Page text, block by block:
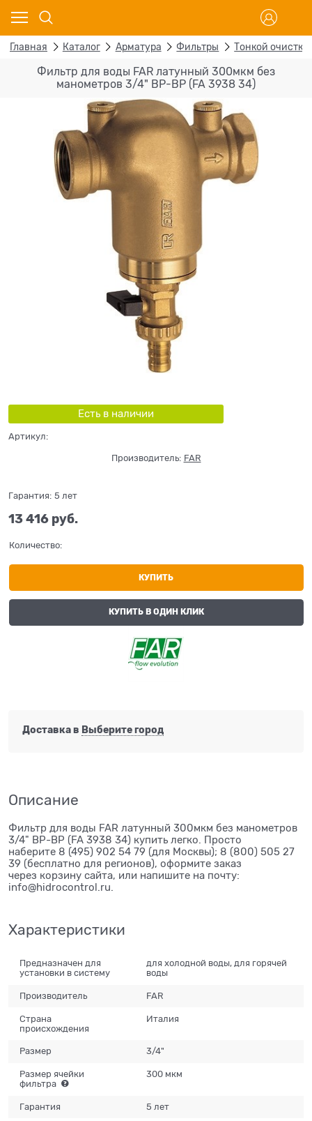
Главная Каталог Арматура Фильтры Тонкой очистки
Фильтр для воды FAR латунный 300мкм без
манометров 3/4" ВР-ВР (FA 3938 34)
Есть в наличии
Артикул:
Производитель: FAR
Гарантия: 5 лет
13 416 руб.
Количество:
КУПИТЬ
КУПИТЬ В ОДИН КЛИК
Доставка в Выберите город
Описание
Фильтр для воды FAR латунный 300мкм без манометров
3/4" ВР-ВР (FA 3938 34) купить легко. Просто
наберите 8 (495) 902 54 79 (для Москвы); 8 (800) 505 27
39 (бесплатно для регионов), оформите заказ
через корзину сайта, или напишите на почту:
info@hidrocontrol.ru.
Характеристики
Предназначен для
установки в систему
для холодной воды, для горячей
воды
Производитель FAR
Страна
происхождения
Италия
Размер 3/4"
Размер ячейки
фильтра
300 мкм
Гарантия 5 лет